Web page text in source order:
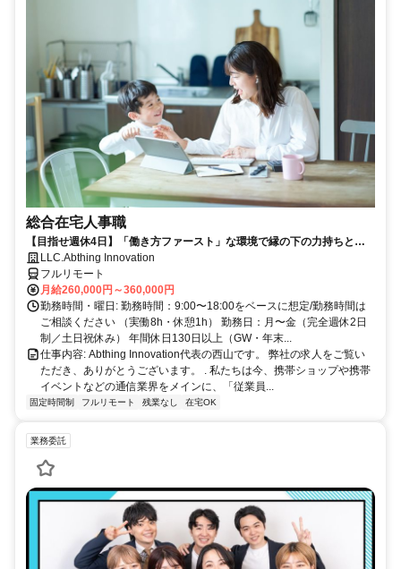
総合在宅人事職
【目指せ週休4日】「働き方ファースト」な環境で縁の下の力持ちとし
て活躍する人事ポジション｜20代30代活躍中
LLC.Abthing Innovation
フルリモート
月給260,000円～360,000円
勤務時間・曜日: 勤務時間：9:00〜18:00をベースに想定/勤務時間は
ご相談ください （実働8h・休憩1h） 勤務日：月〜金（完全週休2日
制／土日祝休み） 年間休日130日以上（GW・年末...
仕事内容: Abthing Innovation代表の西山です。 弊社の求人をご覧い
ただき、ありがとうございます。 . 私たちは今、携帯ショップや携帯
イベントなどの通信業界をメインに、「従業員...
固定時間制 フルリモート 残業なし 在宅OK
業務委託